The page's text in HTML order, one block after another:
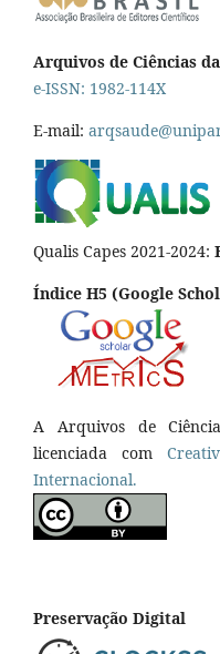
Arquivos de Ciências
e-ISSN: 1982-114X
E-mail:
Qualis Capes 2021-2024:
Índice H5 (Google
A Arquivos de
licenciada com
Internacional.
Preservação Digital